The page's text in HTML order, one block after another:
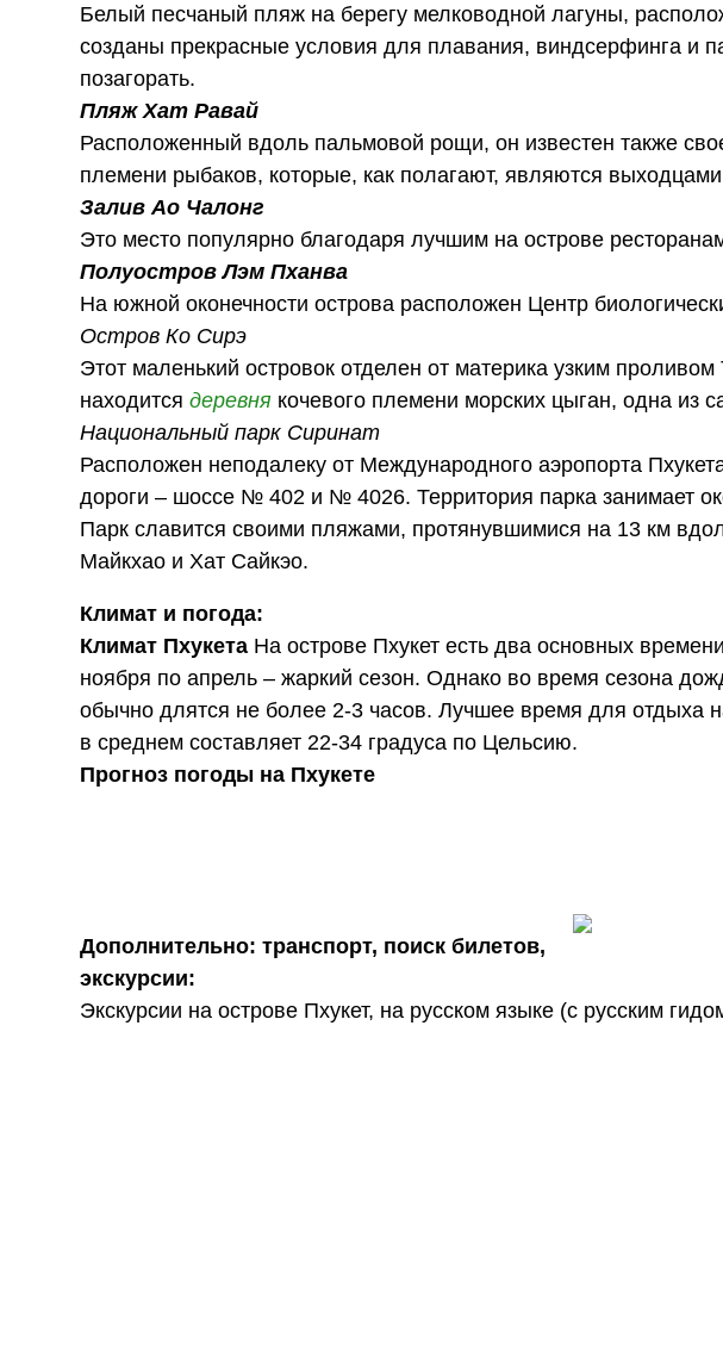
Белый песчаный пляж на берегу мелководной лагуны,
созданы прекрасные условия для плавания, виндсерфинга и
позагорать.
Пляж Хат Равай
Расположенный вдоль пальмовой рощи, он известен также
племени рыбаков, которые, как полагают, являются
Залив Ао Чалонг
Это место популярно благодаря лучшим на острове
Полуостров Лэм Пханва
На южной оконечности острова расположен Центр
Остров Ко Сирэ
Этот маленький островок отделен от материка узким
находитсядеревня кочевого племени морских цыган, одна из
Национальный парк Сиринат
Расположен неподалеку от Международного аэропорта
дороги – шоссе № 402 и № 4026. Территория парка занимает
Парк славится своими пляжами, протянувшимися на 13 км
Майкхао и Хат Сайкэо.
Климат и погода:
Климат Пхукета На острове Пхукет есть два основных
ноября по апрель – жаркий сезон. Однако во время сезона
обычно длятся не более 2-3 часов. Лучшее время для отдыха
в среднем составляет 22-34 градуса по Цельсию.
Прогноз погоды на Пхукете
Дополнительно: транспорт, поиск билетов,
экскурсии:
Экскурсии на острове Пхукет, на русском языке (с русским